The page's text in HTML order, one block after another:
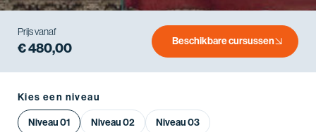
Prijs vanaf
€ 480,00 Beschikbare cursussen
Kies een niveau
Niveau 01 Niveau 02 Niveau 03